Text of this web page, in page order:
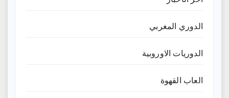
الدوري المغربي
الدوريات الاوروبية
العاب القهوة